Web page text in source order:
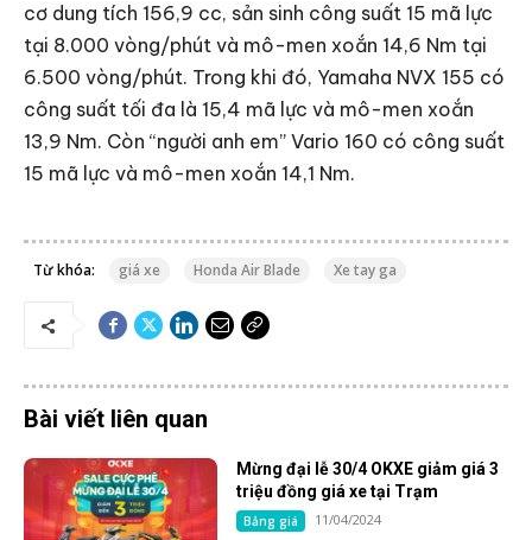
cơ dung tích 156,9 cc, sản sinh công suất 15 mã lực
tại 8.000 vòng/phút và mô-men xoắn 14,6 Nm tại
6.500 vòng/phút. Trong khi đó, Yamaha NVX 155 có
công suất tối đa là 15,4 mã lực và mô-men xoắn
13,9 Nm. Còn “người anh em” Vario 160 có công suất
15 mã lực và mô-men xoắn 14,1 Nm.
Từ khóa: giá xe Honda Air Blade Xe tay ga
Bài viết liên quan
Mừng đại lễ 30/4 OKXE giảm giá 3
triệu đồng giá xe tại Trạm
Bảng giá 11/04/2024